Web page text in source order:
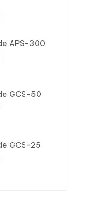
APS-300
GCS-50
GCS-25